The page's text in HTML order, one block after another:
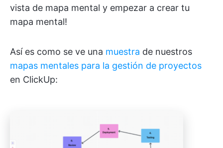
vista de mapa mental y empezar a crear tu
mapa mental!
Así es como se ve una muestra de nuestros
mapas mentales para la gestión de proyectos
en ClickUp: